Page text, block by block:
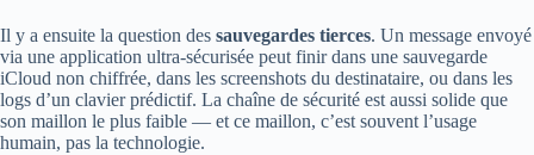
Il y a ensuite la question des sauvegardes tierces. Un message envoyé
via une application ultra-sécurisée peut finir dans une sauvegarde
iCloud non chiffrée, dans les screenshots du destinataire, ou dans les
logs d’un clavier prédictif. La chaîne de sécurité est aussi solide que
son maillon le plus faible — et ce maillon, c’est souvent l’usage
humain, pas la technologie.